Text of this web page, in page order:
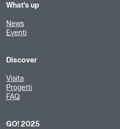
What's up
News
Eventi
Discover
Visita
Progetti
FAQ
GO! 2025